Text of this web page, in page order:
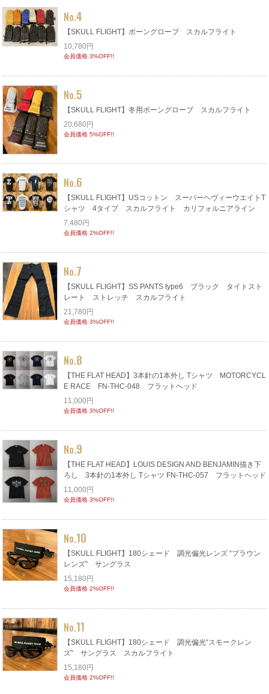
No.4
【SKULL FLIGHT】ボーングローブ スカルフライト
10,780円
会員価格 3%OFF!!
No.5
【SKULL FLIGHT】冬用ボーングローブ スカルフライト
20,680円
会員価格 5%OFF!!
No.6
【SKULL FLIGHT】USコットン スーパーヘヴィーウエイトT
シャツ 4タイプ スカルフライト カリフォルニアライン
7,480円
会員価格 2%OFF!!
No.7
【SKULL FLIGHT】SS PANTS type6 ブラック タイトスト
レート ストレッチ スカルフライト
21,780円
会員価格 3%OFF!!
No.8
【THE FLAT HEAD】3本針の1本外し Tシャツ MOTORCYCL
E RACE FN-THC-048 フラットヘッド
11,000円
会員価格 3%OFF!!
No.9
【THE FLAT HEAD】LOUIS DESIGN AND BENJAMIN描き下
ろし 3本針の1本外し Tシャツ FN-THC-057 フラットヘッド
11,000円
会員価格 3%OFF!!
No.10
【SKULL FLIGHT】180シェード 調光偏光レンズ “ブラウン
レンズ” サングラス
15,180円
会員価格 2%OFF!!
No.11
【SKULL FLIGHT】180シェード 調光偏光“スモークレン
ズ” サングラス スカルフライト
15,180円
会員価格 2%OFF!!